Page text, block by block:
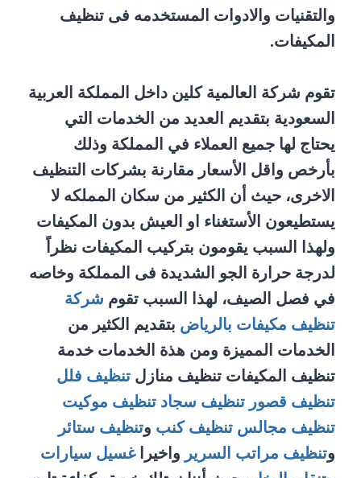
والتقنيات والادوات المستخدمه فى تنظيف
المكيفات.
تقوم شركة العالمية كلين داخل المملكة العربية
السعودية بتقديم العديد من الخدمات التي
يحتاج لها جميع العملاء في المملكة وذلك
بأرخص واقل الأسعار مقارنة بشركات التنظيف
الاخرى، حيث أن الكثير من سكان المملكه لا
يستطيعون الأستغناء او العيش بدون المكيفات
ولهذا السبب يقومون بتركيب المكيفات نظراً
لدرجة حرارة الجو الشديدة فى المملكة وخاصه
في فصل الصيف، لهذا السبب تقوم شركة
تنظيف مكيفات بالرياض بتقديم الكثير من
الخدمات المميزة ومن هذة الخدمات خدمة
تنظيف المكيفات تنظيف منازل تنظيف فلل
تنظيف قصور تنظيف سجاد تنظيف موكيت
تنظيف مجالس تنظيف كنب وتنظيف ستائر
وتنظيف مراتب السرير واخيراغسيل سيارات